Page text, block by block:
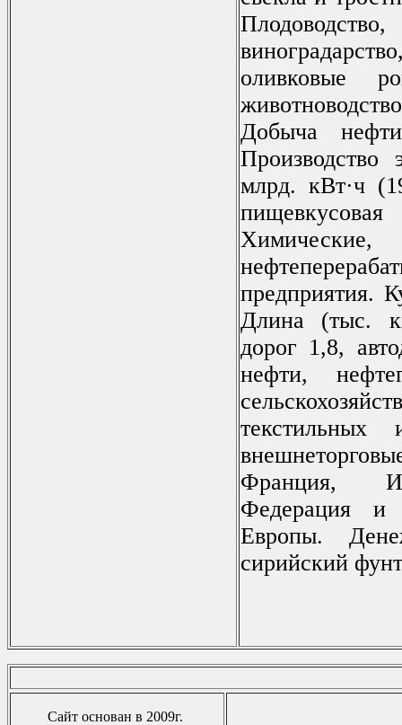
оливковые
Добыча
Производство
млрд. кВт·ч
Химические,
предприятия.
Длина (тыс.
дорог 1,8,
нефти,
текстильных
Франция,
Федерация и
Европы.
сирийский
Сайт основан в 2009г.